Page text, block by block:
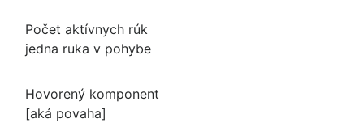
Počet aktívnych rúk
jedna ruka v pohybe
Hovorený komponent
[aká povaha]